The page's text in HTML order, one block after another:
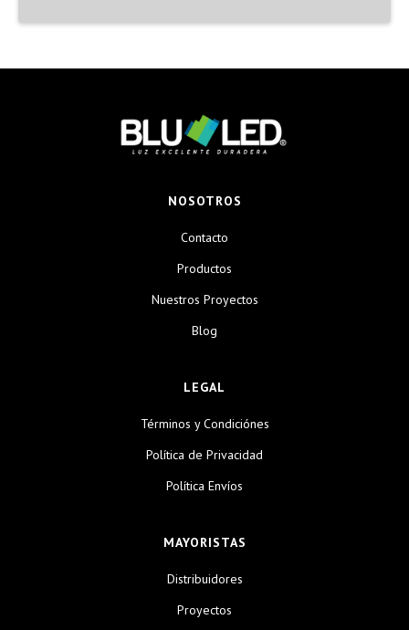
NOSOTROS
Contacto
Productos
Nuestros Proyectos
Blog
LEGAL
Términos y Condiciónes
Política de Privacidad
Política Envíos
MAYORISTAS
Distribuidores
Proyectos